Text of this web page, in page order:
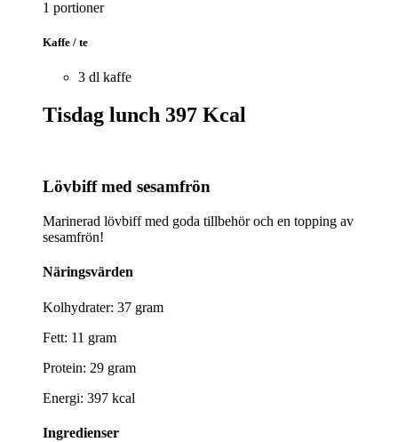
1 portioner
Kaffe / te
3 dl kaffe
Tisdag lunch 397 Kcal
Lövbiff med sesamfrön
Marinerad lövbiff med goda tillbehör och en topping av
sesamfrön!
Näringsvärden
Kolhydrater: 37 gram
Fett: 11 gram
Protein: 29 gram
Energi: 397 kcal
Ingredienser